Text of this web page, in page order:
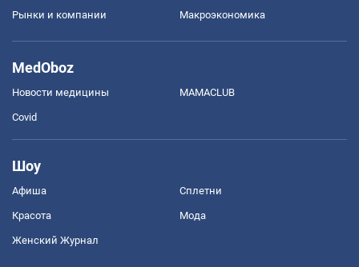
Рынки и компании Mакроэкономика
MedOboz
Новости медицины MAMACLUB
Covid
Шоу
Афиша Сплетни
Красота Мода
Женский Журнал